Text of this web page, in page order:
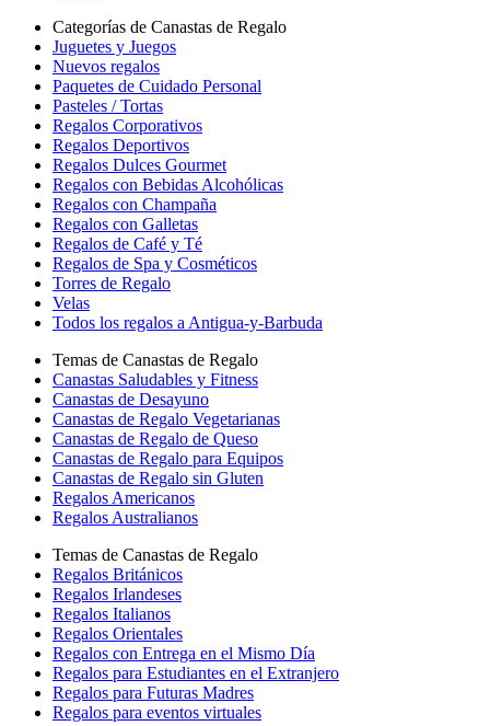
Categorías de Canastas de Regalo
Juguetes y Juegos
Nuevos regalos
Paquetes de Cuidado Personal
Pasteles / Tortas
Regalos Corporativos
Regalos Deportivos
Regalos Dulces Gourmet
Regalos con Bebidas Alcohólicas
Regalos con Champaña
Regalos con Galletas
Regalos de Café y Té
Regalos de Spa y Cosméticos
Torres de Regalo
Velas
Todos los regalos a Antigua-y-Barbuda
Temas de Canastas de Regalo
Canastas Saludables y Fitness
Canastas de Desayuno
Canastas de Regalo Vegetarianas
Canastas de Regalo de Queso
Canastas de Regalo para Equipos
Canastas de Regalo sin Gluten
Regalos Americanos
Regalos Australianos
Temas de Canastas de Regalo
Regalos Británicos
Regalos Irlandeses
Regalos Italianos
Regalos Orientales
Regalos con Entrega en el Mismo Día
Regalos para Estudiantes en el Extranjero
Regalos para Futuras Madres
Regalos para eventos virtuales